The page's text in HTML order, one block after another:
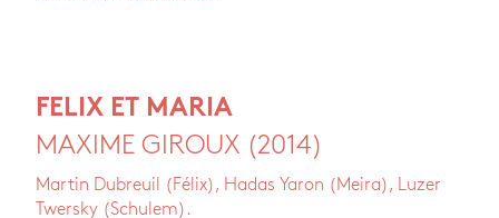
FELIX ET MARIA
MAXIME GIROUX (2014)
Martin Dubreuil (Félix), Hadas Yaron (Meira), Luzer
Twersky (Schulem).